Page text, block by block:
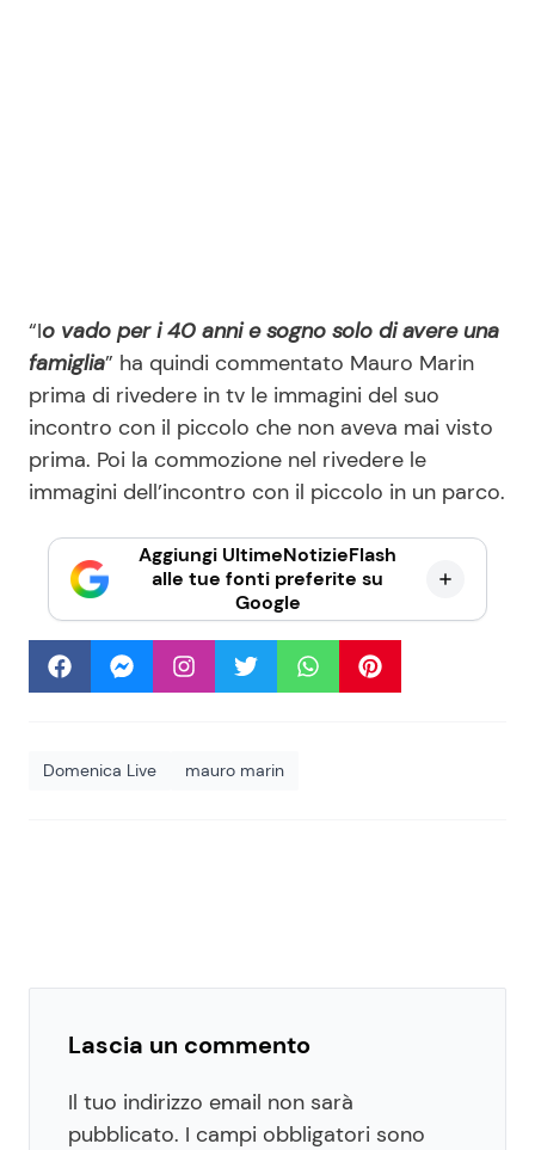
“Io vado per i 40 anni e sogno solo di avere una
famiglia” ha quindi commentato Mauro Marin
prima di rivedere in tv le immagini del suo
incontro con il piccolo che non aveva mai visto
prima. Poi la commozione nel rivedere le
immagini dell’incontro con il piccolo in un parco.
Aggiungi UltimeNotizieFlash
alle tue fonti preferite su
Google
Domenica Live mauro marin
Lascia un commento
Il tuo indirizzo email non sarà
pubblicato. I campi obbligatori sono